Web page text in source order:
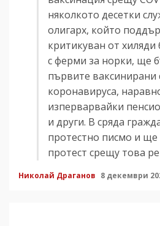
няколкото десетки
олигарх, който
критикуван от хиляди
с ферми за норки, ще
първите ваксинирани
коронавируса,
изперварвайки
и други. В сряда
протестно писмо и ще
протест срещу това
Николай Драганов 8 декември